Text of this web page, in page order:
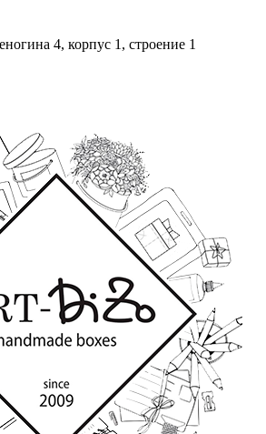
4, корпус 1, строение 1